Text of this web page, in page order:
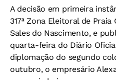
A decisão em primeira
317ª Zona Eleitoral de
Sales do Nascimento, e
quarta-feira do Diário
diplomação do segundo
outubro, o empresário